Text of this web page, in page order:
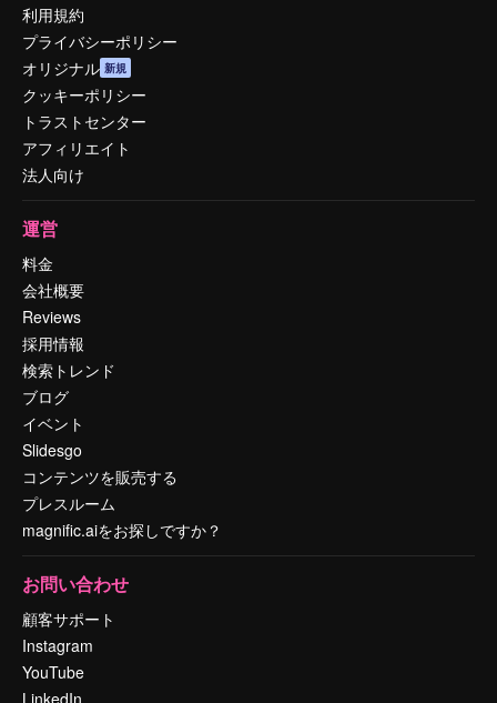
利用規約
プライバシーポリシー
オリジナル 新規
クッキーポリシー
トラストセンター
アフィリエイト
法人向け
運営
料金
会社概要
Reviews
採用情報
検索トレンド
ブログ
イベント
Slidesgo
コンテンツを販売する
プレスルーム
magnific.aiをお探しですか？
お問い合わせ
顧客サポート
Instagram
YouTube
LinkedIn